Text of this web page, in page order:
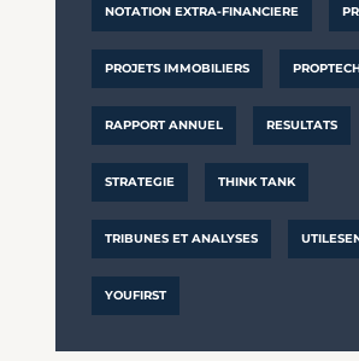
NOTATION EXTRA-FINANCIERE
PROJETS IMMOBILIERS
RAPPORT ANNUEL RESULTATS
STRATEGIE THINK TANK
TRIBUNES ET ANALYSES
YOUFIRST